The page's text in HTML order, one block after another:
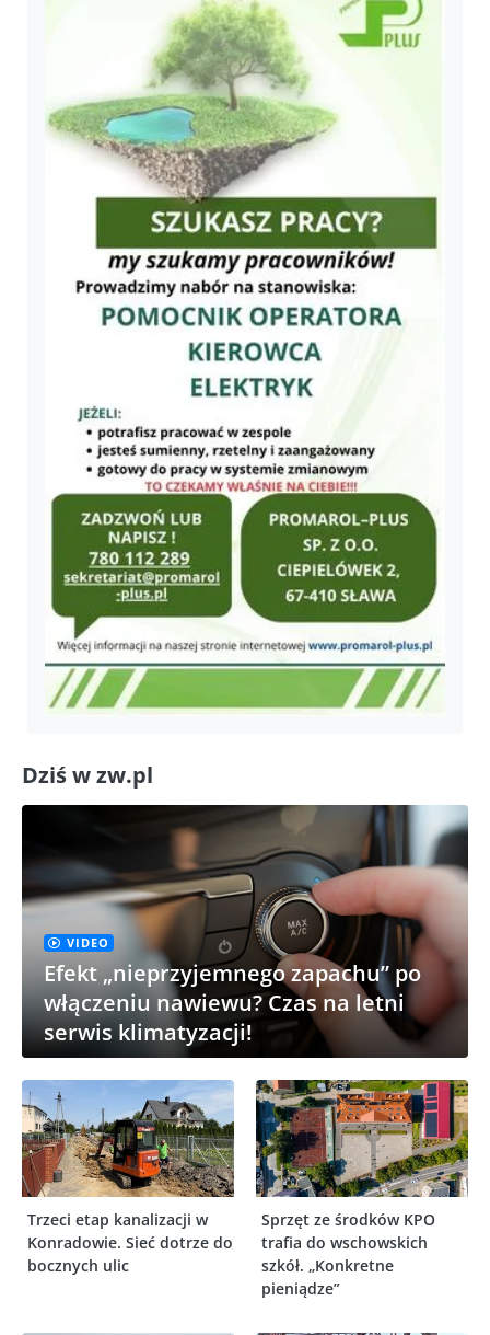
Dziś w zw.pl
VIDEO
Efekt „nieprzyjemnego zapachu” po
włączeniu nawiewu? Czas na letni
serwis klimatyzacji!
Trzeci etap kanalizacji w
Konradowie. Sieć dotrze do
bocznych ulic
Sprzęt ze środków KPO
trafia do wschowskich
szkół. „Konkretne
pieniądze”